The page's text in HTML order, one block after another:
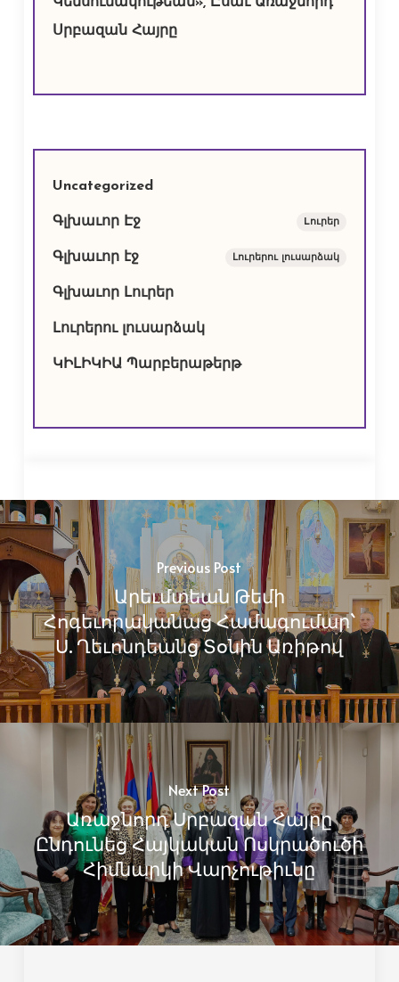
Կենսունակութեան», Ըսաւ Առաջնորդ
Սրբազան Հայրը
Uncategorized
Գլխաւոր Էջ Lուրեր
Գլխաւոր էջ Լուրերու լուսարձակ
Գլխաւոր Լուրեր
Լուրերու լուսարձակ
ԿԻԼԻԿԻԱ Պարբերաթերթ
Previous Post
Արեւմտեան Թեմի
Հոգեւորականաց Համագումար`
Ս. Ղեւոնդեանց Տօնին Առիթով
Next Post
Առաջնորդ Սրբազան Հայրը
Ընդունեց Հայկական Ոսկրածուծի
Հիմնարկի Վարչութիւնը